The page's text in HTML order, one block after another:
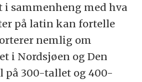
sammenheng med hva
på latin kan fortelle
nemlig om
i Nordsjøen og Den
på 300-tallet og 400-